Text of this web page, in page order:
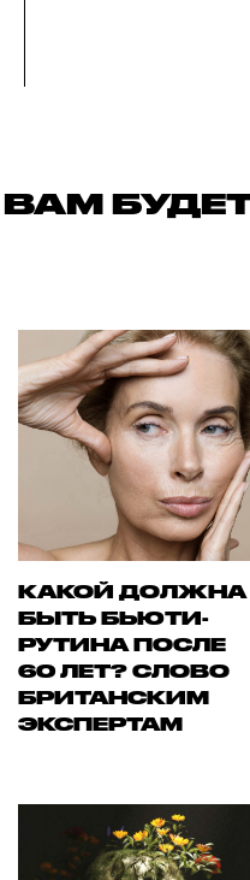
ВАМ
КАКОЙ ДОЛЖНА
БЫТЬ БЬЮТИ-
РУТИНА ПОСЛЕ
60 ЛЕТ? СЛОВО
БРИТАНСКИМ
ЭКСПЕРТАМ